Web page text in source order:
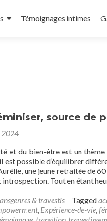
Témoignages intimes
source de
2024
et du bien-être est un
est possible d’équilibrer
une jeune retraitée de
Tout en étant
& travestis Tagged
, Expérience-de-vie,